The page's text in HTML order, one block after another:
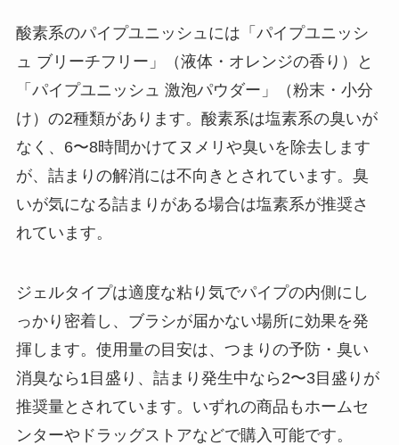
酸素系のパイプユニッシュには「パイプユニッシ
ュ ブリーチフリー」（液体・オレンジの香り）と
「パイプユニッシュ 激泡パウダー」（粉末・小分
け）の2種類があります。酸素系は塩素系の臭いが
なく、6〜8時間かけてヌメリや臭いを除去します
が、詰まりの解消には不向きとされています。臭
いが気になる詰まりがある場合は塩素系が推奨さ
れています。
ジェルタイプは適度な粘り気でパイプの内側にし
っかり密着し、ブラシが届かない場所に効果を発
揮します。使用量の目安は、つまりの予防・臭い
消臭なら1目盛り、詰まり発生中なら2〜3目盛りが
推奨量とされています。いずれの商品もホームセ
ンターやドラッグストアなどで購入可能です。